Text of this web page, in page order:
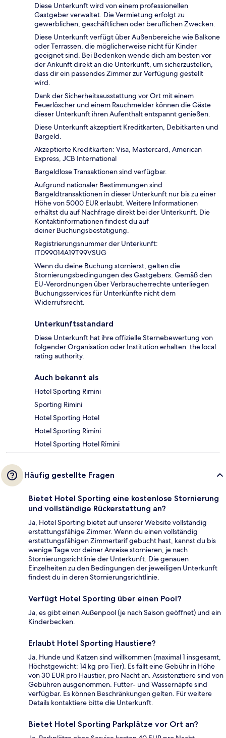
Diese Unterkunft wird von einem professionellen
Gastgeber verwaltet. Die Vermietung erfolgt zu
gewerblichen, geschäftlichen oder beruflichen Zwecken.
Diese Unterkunft verfügt über Außenbereiche wie Balkone
oder Terrassen, die möglicherweise nicht für Kinder
geeignet sind. Bei Bedenken wende dich am besten vor
der Ankunft direkt an die Unterkunft, um sicherzustellen,
dass dir ein passendes Zimmer zur Verfügung gestellt
wird.
Dank der Sicherheitsausstattung vor Ort mit einem
Feuerlöscher und einem Rauchmelder können die Gäste
dieser Unterkunft ihren Aufenthalt entspannt genießen.
Diese Unterkunft akzeptiert Kreditkarten, Debitkarten und
Bargeld.
Akzeptierte Kreditkarten: Visa, Mastercard, American
Express, JCB International
Bargeldlose Transaktionen sind verfügbar.
Aufgrund nationaler Bestimmungen sind
Bargeldtransaktionen in dieser Unterkunft nur bis zu einer
Höhe von 5000 EUR erlaubt. Weitere Informationen
erhältst du auf Nachfrage direkt bei der Unterkunft. Die
Kontaktinformationen findest du auf
deiner Buchungsbestätigung.
Registrierungsnummer der Unterkunft:
IT099014A19T99VSUG
Wenn du deine Buchung stornierst, gelten die
Stornierungsbedingungen des Gastgebers. Gemäß den
EU-Verordnungen über Verbraucherrechte unterliegen
Buchungsservices für Unterkünfte nicht dem
Widerrufsrecht.
Unterkunftsstandard
Diese Unterkunft hat ihre offizielle Sternebewertung von
folgender Organisation oder Institution erhalten: the local
rating authority.
Auch bekannt als
Hotel Sporting Rimini
Sporting Rimini
Hotel Sporting Hotel
Hotel Sporting Rimini
Hotel Sporting Hotel Rimini
Häufig gestellte Fragen
Bietet Hotel Sporting eine kostenlose Stornierung
und vollständige Rückerstattung an?
Ja, Hotel Sporting bietet auf unserer Website vollständig
erstattungsfähige Zimmer. Wenn du einen vollständig
erstattungsfähigen Zimmertarif gebucht hast, kannst du bis
wenige Tage vor deiner Anreise stornieren, je nach
Stornierungsrichtlinie der Unterkunft. Die genauen
Einzelheiten zu den Bedingungen der jeweiligen Unterkunft
findest du in deren Stornierungsrichtlinie.
Verfügt Hotel Sporting über einen Pool?
Ja, es gibt einen Außenpool (je nach Saison geöffnet) und ein
Kinderbecken.
Erlaubt Hotel Sporting Haustiere?
Ja, Hunde und Katzen sind willkommen (maximal 1 insgesamt,
Höchstgewicht: 14 kg pro Tier). Es fällt eine Gebühr in Höhe
von 30 EUR pro Haustier, pro Nacht an. Assistenztiere sind von
Gebühren ausgenommen. Futter- und Wassernäpfe sind
verfügbar. Es können Beschränkungen gelten. Für weitere
Details kontaktiere bitte die Unterkunft.
Bietet Hotel Sporting Parkplätze vor Ort an?